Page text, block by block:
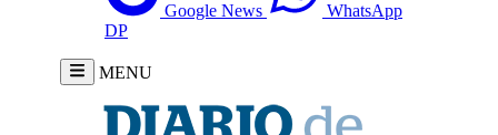
Google News
WhatsApp
DP
MENU